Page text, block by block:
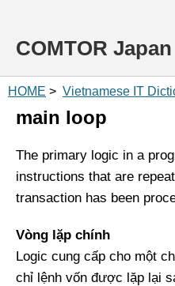
COMTOR
HOME > Vietnamese IT
main loop
The primary logic in a
instructions that are
transaction has been
Vòng lặp chính
Logic cung cấp cho một
chỉ lệnh vốn được lặp lại